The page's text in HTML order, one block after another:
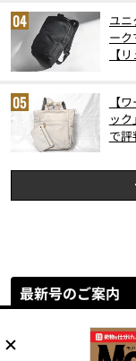
ユ
ー
【
【
ッ
で
最新号のご案内